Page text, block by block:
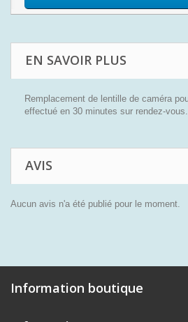
EN SAVOIR PLUS
Remplacement de lentille de caméra
effectué en 30 minutes sur rendez-vous.
AVIS
Aucun avis n'a été publié pour le moment.
Information boutique